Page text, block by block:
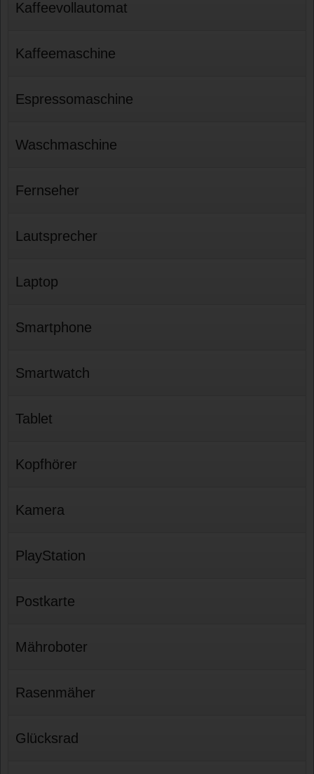
Kaffeevollautomat
Kaffeemaschine
Espressomaschine
Waschmaschine
Fernseher
Lautsprecher
Laptop
Smartphone
Smartwatch
Tablet
Kopfhörer
Kamera
PlayStation
Postkarte
Mähroboter
Rasenmäher
Glücksrad